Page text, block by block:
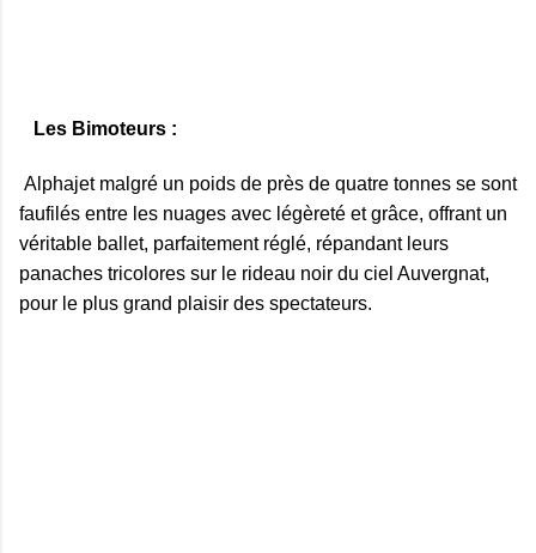
Les Bimoteurs :
Alphajet malgré un poids de près de quatre tonnes se sont
faufilés entre les nuages avec légèreté et grâce, offrant un
véritable ballet, parfaitement réglé, répandant leurs
panaches tricolores sur le rideau noir du ciel Auvergnat,
pour le plus grand plaisir des spectateurs.